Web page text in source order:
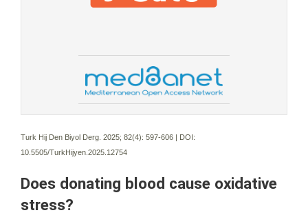
Turk Hij Den Biyol Derg. 2025; 82(4): 597-606 | DOI:
10.5505/TurkHijyen.2025.12754
Does donating blood cause oxidative
stress?